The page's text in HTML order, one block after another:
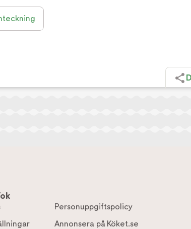
Personuppgiftspolicy
Annonsera på Köket.se